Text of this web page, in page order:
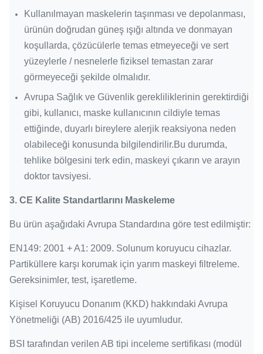
Kullanılmayan maskelerin taşınması ve depolanması,
ürünün doğrudan güneş ışığı altında ve donmayan
koşullarda, çözücülerle temas etmeyeceği ve sert
yüzeylerle / nesnelerle fiziksel temastan zarar
görmeyeceği şekilde olmalıdır.
Avrupa Sağlık ve Güvenlik gerekliliklerinin gerektirdiği
gibi, kullanıcı, maske kullanıcının cildiyle temas
ettiğinde, duyarlı bireylere alerjik reaksiyona neden
olabileceği konusunda bilgilendirilir.Bu durumda,
tehlike bölgesini terk edin, maskeyi çıkarın ve arayın
doktor tavsiyesi.
3. CE Kalite Standartlarını Maskeleme
Bu ürün aşağıdaki Avrupa Standardına göre test edilmiştir:
EN149: 2001 + A1: 2009. Solunum koruyucu cihazlar.
Partiküllere karşı korumak için yarım maskeyi filtreleme.
Gereksinimler, test, işaretleme.
Kişisel Koruyucu Donanım (KKD) hakkındaki Avrupa
Yönetmeliği (AB) 2016/425 ile uyumludur.
BSI tarafından verilen AB tipi inceleme sertifikası (modül